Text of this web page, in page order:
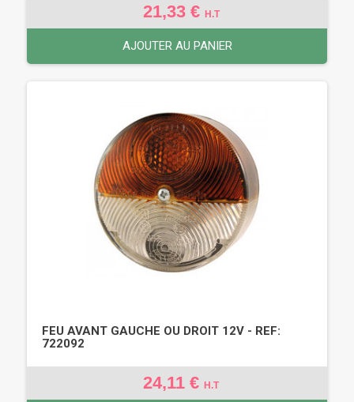
21,33 € H.T
AJOUTER AU PANIER
FEU AVANT GAUCHE OU DROIT 12V - REF:
722092
24,11 € H.T